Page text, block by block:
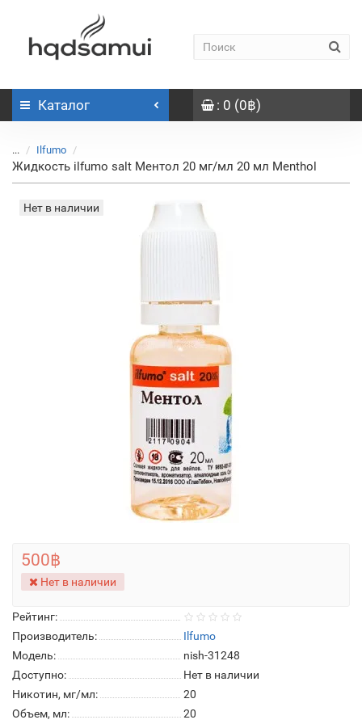
Каталог : 0 (0฿)
... Ilfumo
Жидкость ilfumo salt Ментол 20 мг/мл 20 мл Menthol
Нет в наличии
Рейтинг:
Производитель:
Ilfumo
Модель:
nish-31248
Доступно:
Нет в наличии
Никотин, мг/мл:
20
Объем, мл:
20
500฿
Нет в наличии